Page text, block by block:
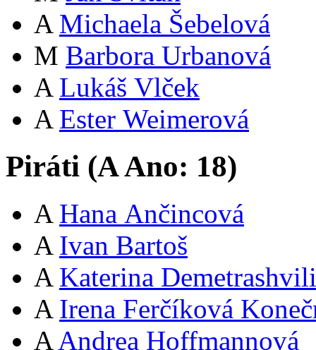
A Michaela Šebelová
M Barbora Urbanová
A Lukáš Vlček
A Ester Weimerová
Piráti (AAno: 18)
A Hana Ančincová
A Ivan Bartoš
A Katerina Demetrashvili
A Irena Ferčíková
A Andrea Hoffmannová